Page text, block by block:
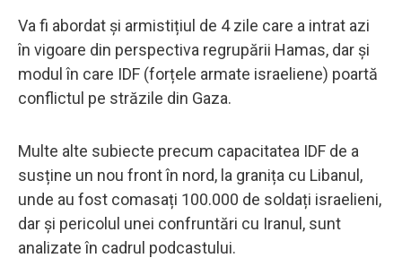
Va fi abordat și armistițiul de 4 zile care a intrat azi
în vigoare din perspectiva regrupării Hamas, dar și
modul în care IDF (forțele armate israeliene) poartă
conflictul pe străzile din Gaza.
Multe alte subiecte precum capacitatea IDF de a
susține un nou front în nord, la granița cu Libanul,
unde au fost comasați 100.000 de soldați israelieni,
dar și pericolul unei confruntări cu Iranul, sunt
analizate în cadrul podcastului.